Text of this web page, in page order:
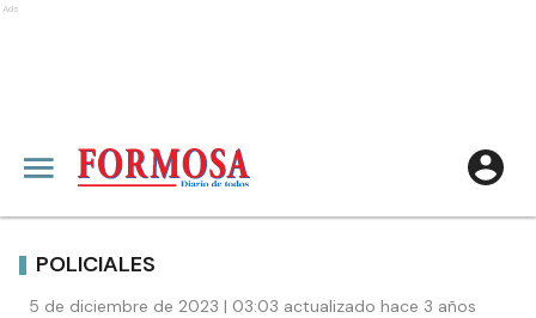
Ads
POLICIALES
5 de diciembre de 2023 | 03:03 actualizado hace 3 años